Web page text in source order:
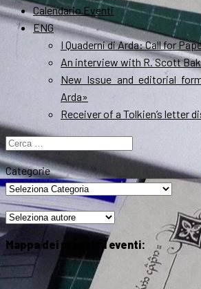
Calendario Eventi
ENG
I Quaderni di Arda: Call for
An interview with R. Scott
New Issue and editorial
Arda»
Receiver of a Tolkien’s letter
Ricerca
per:
Categorie
Mappa dei prossimi eventi: